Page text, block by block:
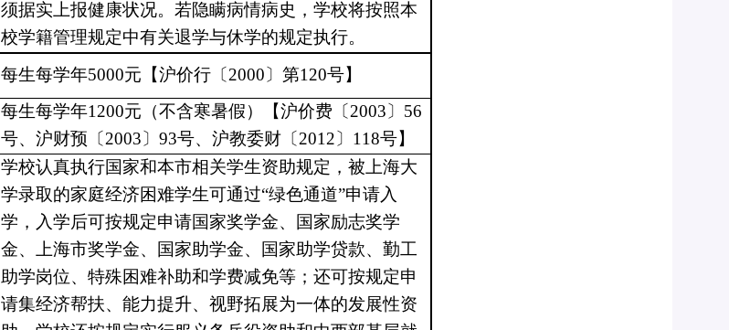
须据实上报健康状况。若隐瞒病情病史，学校将按照本
校学籍管理规定中有关退学与休学的规定执行。
每生每学年5000元【沪价行〔2000〕第120号】
每生每学年1200元（不含寒暑假）【沪价费〔2003〕56
号、沪财预〔2003〕93号、沪教委财〔2012〕118号】
学校认真执行国家和本市相关学生资助规定，被上海大
学录取的家庭经济困难学生可通过“绿色通道”申请入
学，入学后可按规定申请国家奖学金、国家励志奖学
金、上海市奖学金、国家助学金、国家助学贷款、勤工
助学岗位、特殊困难补助和学费减免等；还可按规定申
请集经济帮扶、能力提升、视野拓展为一体的发展性资